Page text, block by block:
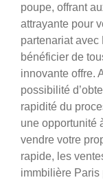
poupe, offrant
attrayante pour
partenariat
bénéficier de
innovante offre.
possibilité
rapidité du
une opportunité
vendre votre
rapide, les
immbilière Paris